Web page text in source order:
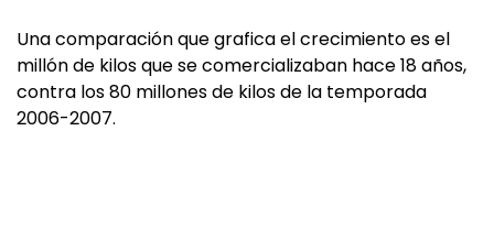
Una comparación que grafica el crecimiento es el
millón de kilos que se comercializaban hace 18 años,
contra los 80 millones de kilos de la temporada
2006-2007.